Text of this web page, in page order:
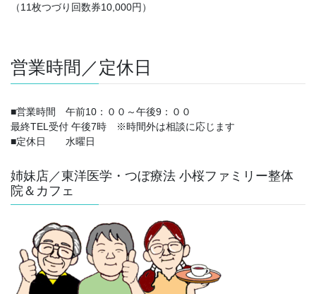
（11枚つづり回数券10,000円）
営業時間／定休日
■営業時間 午前10：００～午後9：００
最終TEL受付 午後7時 ※時間外は相談に応じます
■定休日 水曜日
姉妹店／東洋医学・つぼ療法 小桜ファミリー整体
院＆カフェ